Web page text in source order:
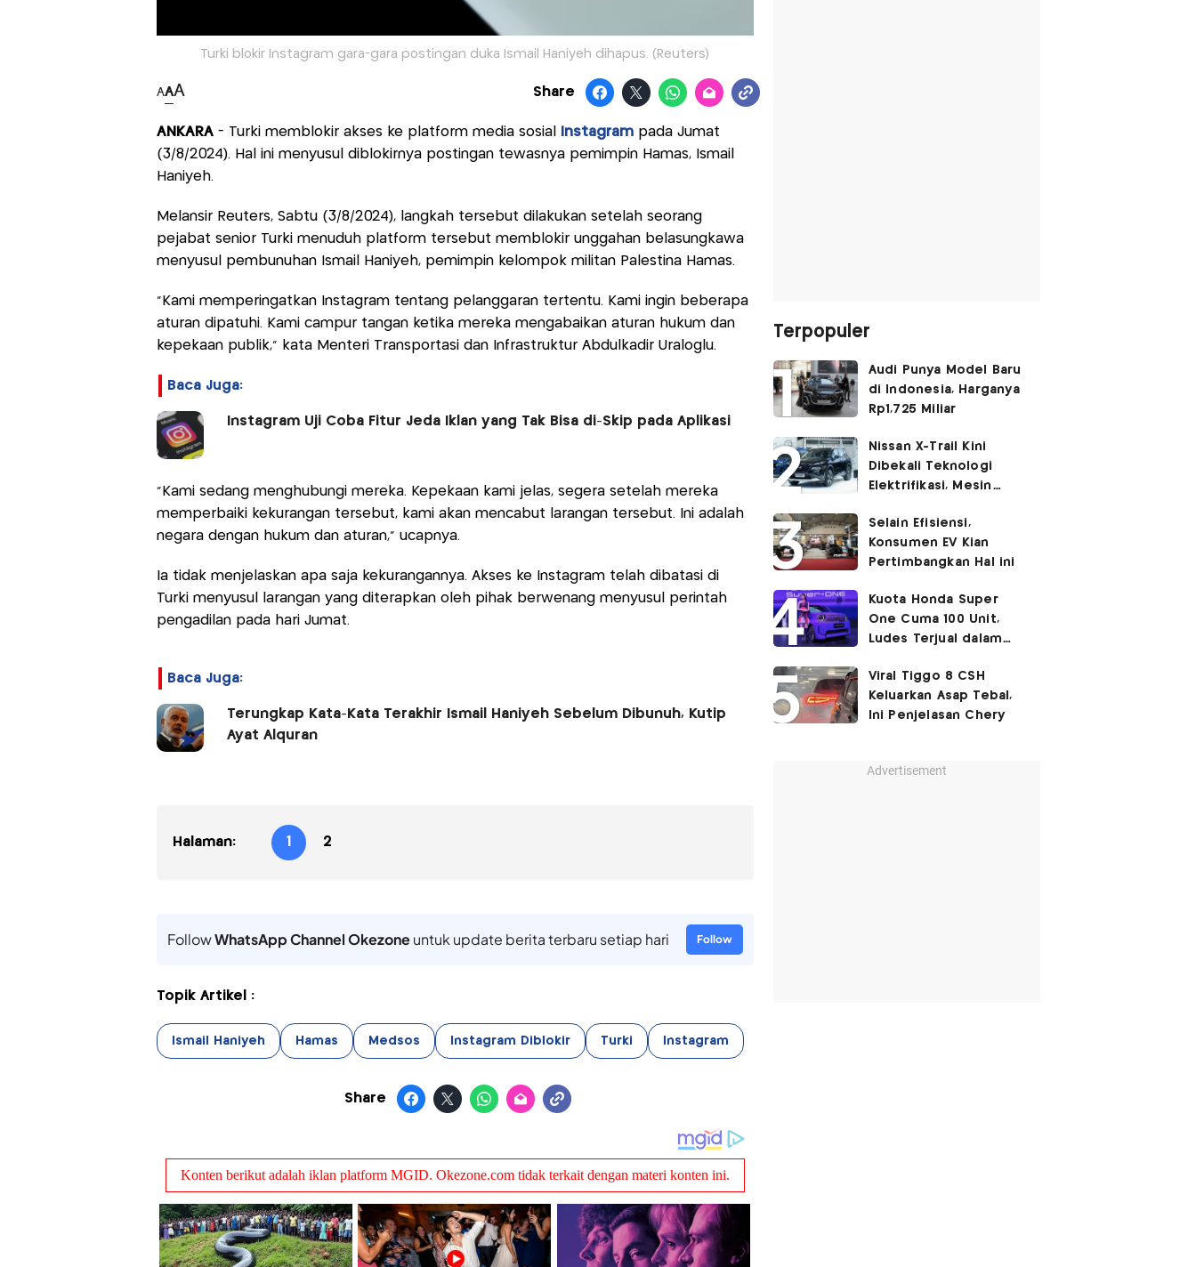
Turki blokir Instagram gara-gara postingan duka Ismail Haniyeh dihapus. (Reuters)
AAA Share
ANKARA- Turki memblokir akses ke platform media sosial Instagram pada Jumat
(3/8/2024). Hal ini menyusul diblokirnya postingan tewasnya pemimpin Hamas, Ismail
Haniyeh.
Melansir Reuters, Sabtu (3/8/2024), langkah tersebut dilakukan setelah seorang
pejabat senior Turki menuduh platform tersebut memblokir unggahan belasungkawa
menyusul pembunuhan Ismail Haniyeh, pemimpin kelompok militan Palestina Hamas.
"Kami memperingatkan Instagram tentang pelanggaran tertentu. Kami ingin beberapa
aturan dipatuhi. Kami campur tangan ketika mereka mengabaikan aturan hukum dan
kepekaan publik," kata Menteri Transportasi dan Infrastruktur Abdulkadir Uraloglu.
Baca Juga:
Instagram Uji Coba Fitur Jeda Iklan yang Tak Bisa di-Skip pada Aplikasi
"Kami sedang menghubungi mereka. Kepekaan kami jelas, segera setelah mereka
memperbaiki kekurangan tersebut, kami akan mencabut larangan tersebut. Ini adalah
negara dengan hukum dan aturan," ucapnya.
Ia tidak menjelaskan apa saja kekurangannya. Akses ke Instagram telah dibatasi di
Turki menyusul larangan yang diterapkan oleh pihak berwenang menyusul perintah
pengadilan pada hari Jumat.
Baca Juga:
Terungkap Kata-Kata Terakhir Ismail Haniyeh Sebelum Dibunuh, Kutip
Ayat Alquran
Halaman: 1 2
FollowWhatsApp Channel Okezoneuntuk update berita terbaru setiap hari Follow
Topik Artikel :
Ismail Haniyeh Hamas Medsos Instagram Diblokir Turki Instagram
Share
Terpopuler
Audi Punya Model Baru
di Indonesia, Harganya
Rp1,725 Miliar
Nissan X-Trail Kini
Dibekali Teknologi
Elektrifikasi, Mesin
Selain Efisiensi,
Konsumen EV Kian
Pertimbangkan Hal ini
Kuota Honda Super
One Cuma 100 Unit,
Ludes Terjual dalam
Viral Tiggo 8 CSH
Keluarkan Asap Tebal,
Ini Penjelasan Chery
Advertisement